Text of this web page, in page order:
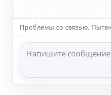
ограничивать
Проблемы со связью.